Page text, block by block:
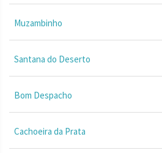
Muzambinho
Santana do Deserto
Bom Despacho
Cachoeira da Prata